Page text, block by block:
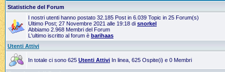
Statistiche del Forum
I nostri utenti hanno postato 32.185 Post in 6.039 Topic in 25 Forum(s)
Ultimo Post; 27 Novembre 2021 alle 19:18 di snorkel
Abbiamo 2.968 Membri del Forum
L'ultimo iscritto al forum è barihaas
Utenti Attivi
In totale ci sono 625 Utenti Attivi In linea, 625 Ospite(i) e 0 Membri